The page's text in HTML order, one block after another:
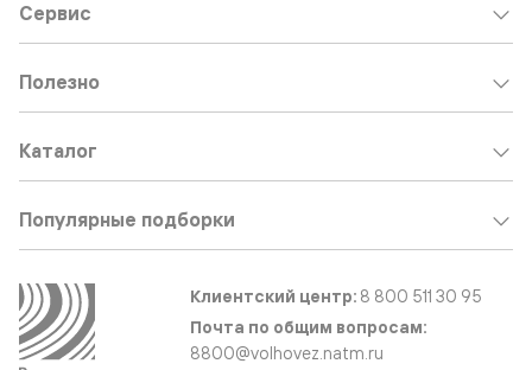
Сервис
Полезно
Каталог
Популярные подборки
Клиентский центр: 8 800 511 30 95
Почта по общим вопросам:
8800@volhovez.natm.ru